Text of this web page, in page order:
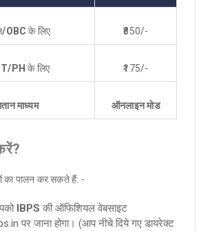
/OBCके लिए ₹850/-
PHके लिए ₹175/-
माध्यम ऑनलाइन मोड
?
का पालन कर सकते हैं: -
IBPS की ऑफिशियल वेबसाइट
पर जाना होगा। (आप नीचे दिये गए डायरेक्ट